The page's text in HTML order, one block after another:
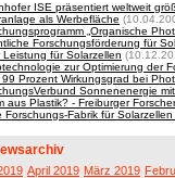
ISE präsentiert weltweit
als Werbefläche
„Organische
Forschungsförderung für
Leistung für Solarzellen
zur Optimierung der
99 Prozent Wirkungsgrad bei
Sonnenenergie
aus Plastik? - Freiburger
Forschungs-Fabrik für
April 2019 März 2019